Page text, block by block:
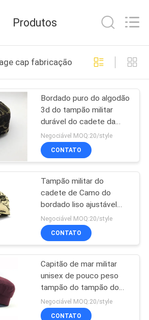
Produtos
cap fabricação online
Bordado puro do algodão
3d do tampão militar
durável do cadete da
camuflagem cabido
Negociável MOQ:20/style
CONTATO
Tampão militar do
cadete de Camo do
bordado liso ajustável
para 56-60cm unisex
Negociável MOQ:20/style
CONTATO
Capitão de mar militar
unisex de pouco peso
tampão do tampão do
cadete inteiramente
customizável
Negociável MOQ:20/style
CONTATO